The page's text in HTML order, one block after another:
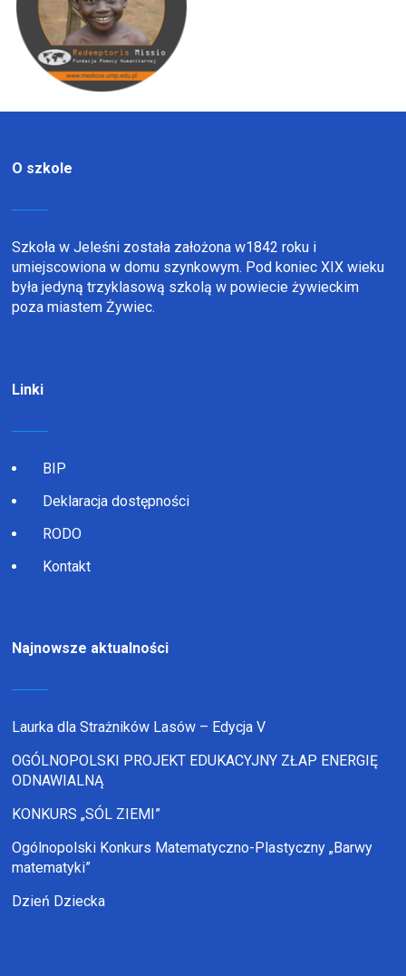
O szkole
Szkoła w Jeleśni została założona w1842 roku i
umiejscowiona w domu szynkowym. Pod koniec XIX wieku
była jedyną trzyklasową szkolą w powiecie żywieckim
poza miastem Żywiec.
Linki
BIP
Deklaracja dostępności
RODO
Kontakt
Najnowsze aktualności
Laurka dla Strażników Lasów – Edycja V
OGÓLNOPOLSKI PROJEKT EDUKACYJNY ZŁAP ENERGIĘ
ODNAWIALNĄ
KONKURS „SÓL ZIEMI”
Ogólnopolski Konkurs Matematyczno-Plastyczny „Barwy
matematyki”
Dzień Dziecka